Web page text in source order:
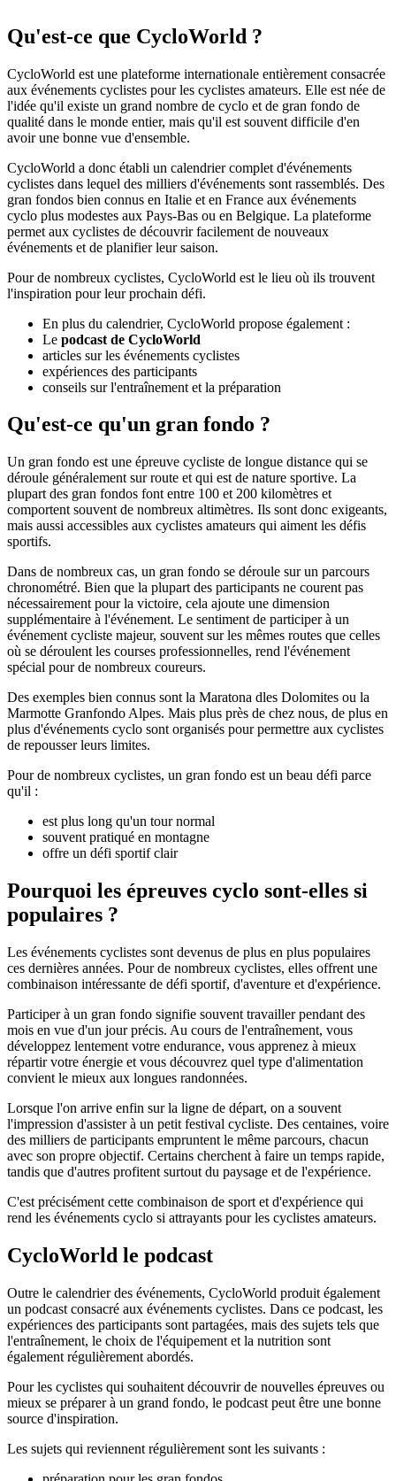
Qu'est-ce que CycloWorld ?
CycloWorld est une plateforme internationale entièrement consacrée
aux événements cyclistes pour les cyclistes amateurs. Elle est née de
l'idée qu'il existe un grand nombre de cyclo et de gran fondo de
qualité dans le monde entier, mais qu'il est souvent difficile d'en
avoir une bonne vue d'ensemble.
CycloWorld a donc établi un calendrier complet d'événements
cyclistes dans lequel des milliers d'événements sont rassemblés. Des
gran fondos bien connus en Italie et en France aux événements
cyclo plus modestes aux Pays-Bas ou en Belgique. La plateforme
permet aux cyclistes de découvrir facilement de nouveaux
événements et de planifier leur saison.
Pour de nombreux cyclistes, CycloWorld est le lieu où ils trouvent
l'inspiration pour leur prochain défi.
En plus du calendrier, CycloWorld propose également :
Le podcast de CycloWorld
articles sur les événements cyclistes
expériences des participants
conseils sur l'entraînement et la préparation
Qu'est-ce qu'un gran fondo ?
Un gran fondo est une épreuve cycliste de longue distance qui se
déroule généralement sur route et qui est de nature sportive. La
plupart des gran fondos font entre 100 et 200 kilomètres et
comportent souvent de nombreux altimètres. Ils sont donc exigeants,
mais aussi accessibles aux cyclistes amateurs qui aiment les défis
sportifs.
Dans de nombreux cas, un gran fondo se déroule sur un parcours
chronométré. Bien que la plupart des participants ne courent pas
nécessairement pour la victoire, cela ajoute une dimension
supplémentaire à l'événement. Le sentiment de participer à un
événement cycliste majeur, souvent sur les mêmes routes que celles
où se déroulent les courses professionnelles, rend l'événement
spécial pour de nombreux coureurs.
Des exemples bien connus sont la Maratona dles Dolomites ou la
Marmotte Granfondo Alpes. Mais plus près de chez nous, de plus en
plus d'événements cyclo sont organisés pour permettre aux cyclistes
de repousser leurs limites.
Pour de nombreux cyclistes, un gran fondo est un beau défi parce
qu'il :
est plus long qu'un tour normal
souvent pratiqué en montagne
offre un défi sportif clair
Pourquoi les épreuves cyclo sont-elles si
populaires ?
Les événements cyclistes sont devenus de plus en plus populaires
ces dernières années. Pour de nombreux cyclistes, elles offrent une
combinaison intéressante de défi sportif, d'aventure et d'expérience.
Participer à un gran fondo signifie souvent travailler pendant des
mois en vue d'un jour précis. Au cours de l'entraînement, vous
développez lentement votre endurance, vous apprenez à mieux
répartir votre énergie et vous découvrez quel type d'alimentation
convient le mieux aux longues randonnées.
Lorsque l'on arrive enfin sur la ligne de départ, on a souvent
l'impression d'assister à un petit festival cycliste. Des centaines, voire
des milliers de participants empruntent le même parcours, chacun
avec son propre objectif. Certains cherchent à faire un temps rapide,
tandis que d'autres profitent surtout du paysage et de l'expérience.
C'est précisément cette combinaison de sport et d'expérience qui
rend les événements cyclo si attrayants pour les cyclistes amateurs.
CycloWorld le podcast
Outre le calendrier des événements, CycloWorld produit également
un podcast consacré aux événements cyclistes. Dans ce podcast, les
expériences des participants sont partagées, mais des sujets tels que
l'entraînement, le choix de l'équipement et la nutrition sont
également régulièrement abordés.
Pour les cyclistes qui souhaitent découvrir de nouvelles épreuves ou
mieux se préparer à un grand fondo, le podcast peut être une bonne
source d'inspiration.
Les sujets qui reviennent régulièrement sont les suivants :